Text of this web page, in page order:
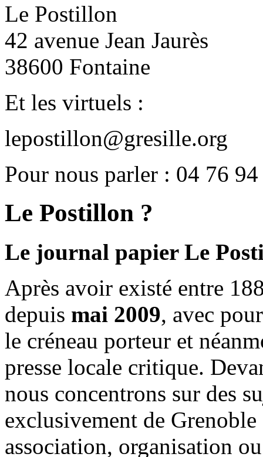
Le Postillon
42 avenue Jean Jaurès
38600 Fontaine
Et les virtuels :
lepostillon@gresille.org
Pour nous parler : 04 76
Le Postillon ?
Le journal papier Le
Après avoir existé entre
depuis mai 2009, avec
le créneau porteur et
presse locale critique.
nous concentrons sur des
exclusivement de
association, organisation